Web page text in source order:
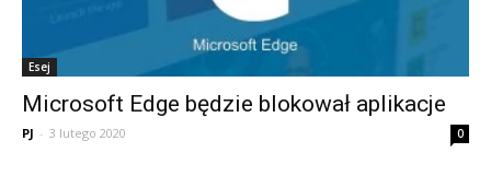
Esej
Microsoft Edge będzie blokował aplikacje
PJ - 3 lutego 2020 0